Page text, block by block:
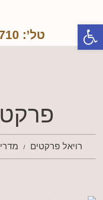
טל’: 072-3340-710
פרקט
רויאל פרקטים
פתח סרגל נגישות